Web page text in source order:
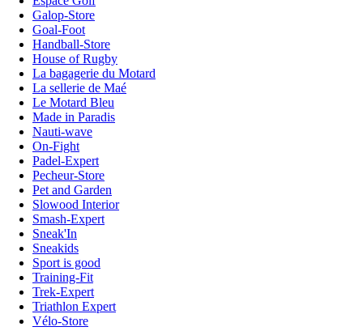
Galop-Store
Goal-Foot
Handball-Store
House of Rugby
La bagagerie du Motard
La sellerie de Maé
Le Motard Bleu
Made in Paradis
Nauti-wave
On-Fight
Padel-Expert
Pecheur-Store
Pet and Garden
Slowood Interior
Smash-Expert
Sneak'In
Sneakids
Sport is good
Training-Fit
Trek-Expert
Triathlon Expert
Vélo-Store